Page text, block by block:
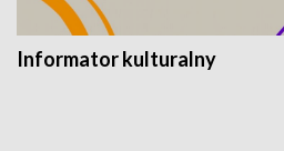
Informator kulturalny